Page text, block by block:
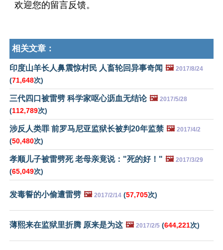
欢迎您的留言反馈。
相关文章：
印度山羊长人鼻震惊村民 人畜轮回异事奇闻 🖼️ 2017/8/24
(71,648次)
三代四口被雷劈 科学家呕心沥血无结论 🖼️ 2017/5/28
(112,789次)
涉反人类罪 前罗马尼亚监狱长被判20年监禁 🖼️ 2017/4/2
(50,480次)
孝顺儿子被雷劈死 老母亲竟说："死的好！" 🖼️ 2017/3/29
(65,049次)
发毒誓的小偷遭雷劈 🖼️ 2017/2/14 (57,705次)
薄熙来在监狱里折腾 原来是为这 🖼️ 2017/2/5 (644,221次)